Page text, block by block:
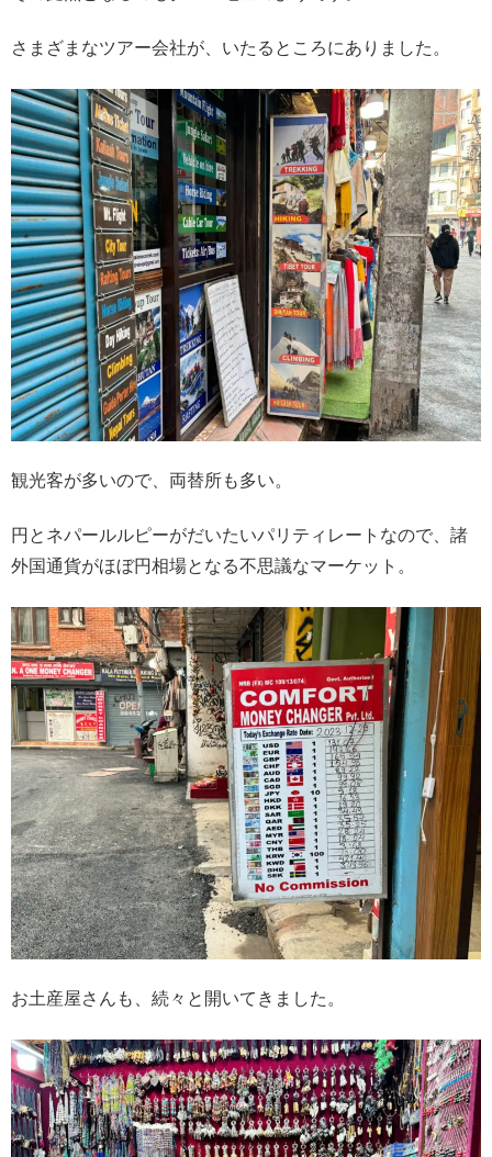
さまざまなツアー会社が、いたるところにありました。
観光客が多いので、両替所も多い。
円とネパールルピーがだいたいパリティレートなので、諸
外国通貨がほぼ円相場となる不思議なマーケット。
お土産屋さんも、続々と開いてきました。